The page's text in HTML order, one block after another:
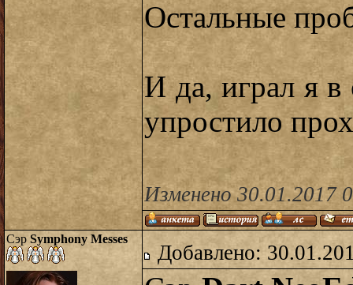
Остальные
И да, играл я
упростило
Изменено 30.01.2017
Сэр Symphony Messes
Добавлено: